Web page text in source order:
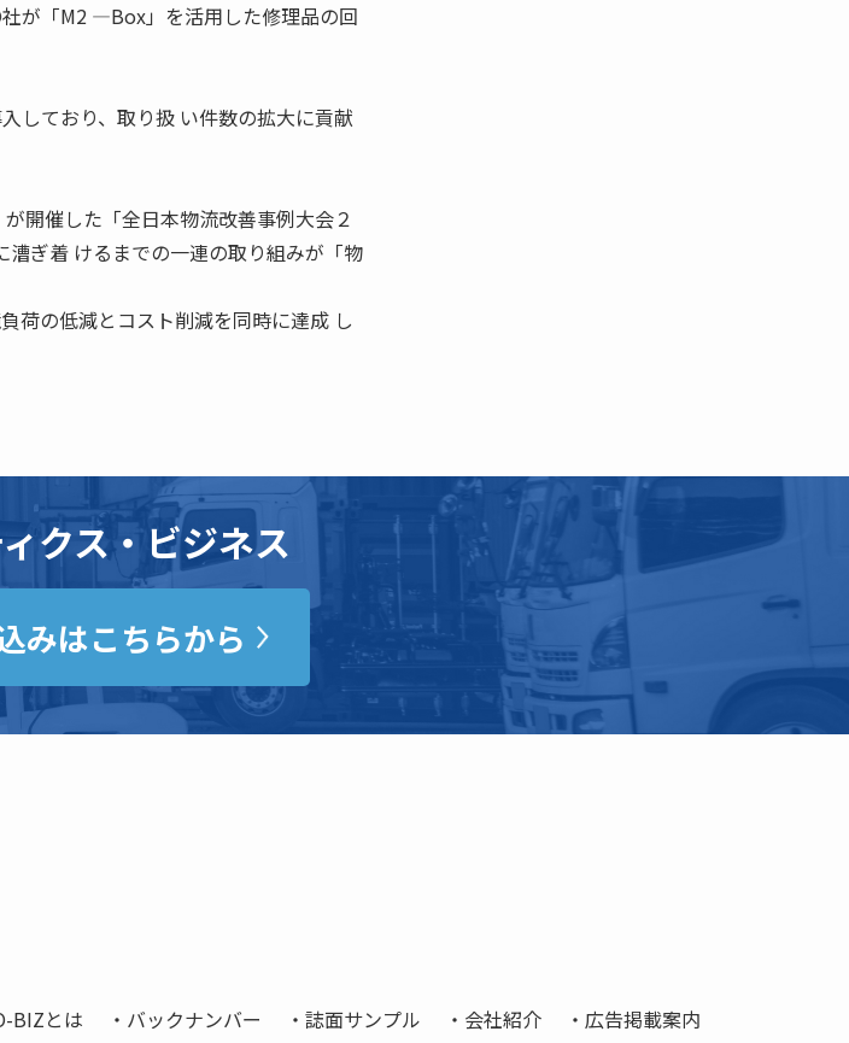
が「M2 ―Box」を活用した修理品の回
しており、取り扱 い件数の拡大に貢献
開催した「全日本物流改善事例大会２
ぎ着 けるまでの一連の取り組みが「物
荷の低減とコスト削減を同時に達成 し
クス・ビジネス
みはこちらから
BIZとは バックナンバー 誌面サンプル 会社紹介 広告掲載案内